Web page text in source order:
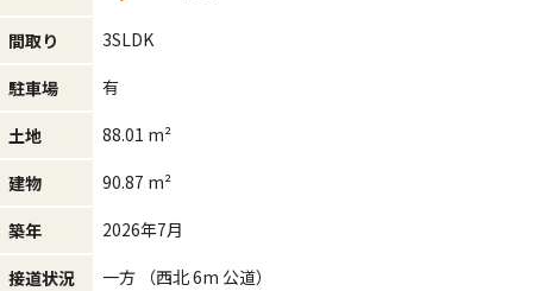
間取り 3SLDK
駐車場 有
土地 88.01 m²
建物 90.87 m²
築年 2026年7月
接道状況 一方 （西北 6m 公道）